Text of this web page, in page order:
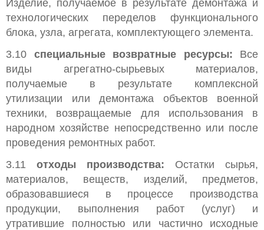
Изделие, получаемое в результате демонтажа и
технологических переделов функционального
блока, узла, агрегата, комплектующего элемента.
3.10 специальные возвратные ресурсы: Все
виды агрегатно-сырьевых материалов,
получаемые в результате комплексной
утилизации или демонтажа объектов военной
техники, возвращаемые для использования в
народном хозяйстве непосредственно или после
проведения ремонтных работ.
3.11 отходы производства: Остатки сырья,
материалов, веществ, изделий, предметов,
образовавшиеся в процессе производства
продукции, выполнения работ (услуг) и
утратившие полностью или частично исходные